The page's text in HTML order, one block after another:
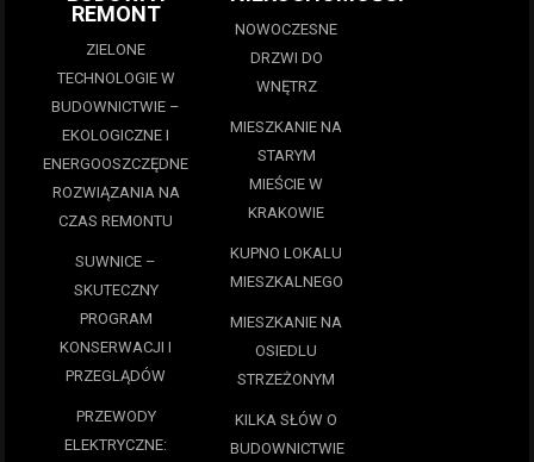
REMONT
ZIELONE
TECHNOLOGIE W
BUDOWNICTWIE –
EKOLOGICZNE I
ENERGOOSZCZĘDNE
ROZWIĄZANIA NA
CZAS REMONTU
SUWNICE –
SKUTECZNY
PROGRAM
KONSERWACJI I
PRZEGLĄDÓW
PRZEWODY
ELEKTRYCZNE:
NOWOCZESNE
DRZWI DO
WNĘTRZ
MIESZKANIE NA
STARYM
MIEŚCIE W
KRAKOWIE
KUPNO LOKALU
MIESZKALNEGO
MIESZKANIE NA
OSIEDLU
STRZEŻONYM
KILKA SŁÓW O
BUDOWNICTWIE